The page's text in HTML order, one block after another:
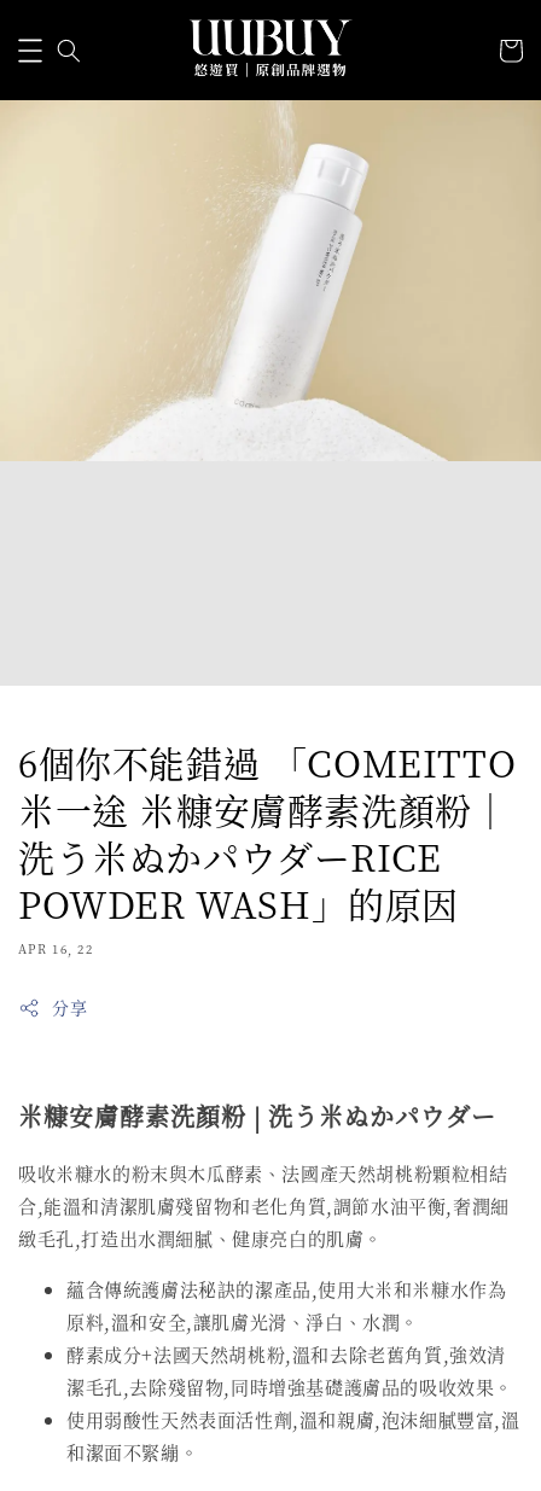
6個你不能錯過 「COMEITTO
米一途 米糠安膚酵素洗顏粉｜
洗う米ぬかパウダーRICE
POWDER WASH」的原因
APR 16, 22
分享
米糠安膚酵素洗顏粉 | 洗う米ぬかパウダー
吸收米糠水的粉末與木瓜酵素、法國產天然胡桃粉顆粒相結
合,能溫和清潔肌膚殘留物和老化角質,調節水油平衡,奢潤細
緻毛孔,打造出水潤細膩、健康亮白的肌膚。
蘊含傳統護膚法秘訣的潔產品,使用大米和米糠水作為
原料,溫和安全,讓肌膚光滑、淨白、水潤。
酵素成分+法國天然胡桃粉,溫和去除老舊角質,強效清
潔毛孔,去除殘留物,同時增強基礎護膚品的吸收效果。
使用弱酸性天然表面活性劑,溫和親膚,泡沫細膩豐富,溫
和潔面不緊繃。